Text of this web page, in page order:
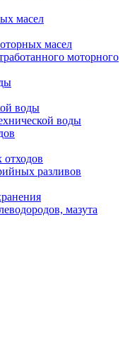
масел
масел
моторного
воды
воды
разливов
мазута